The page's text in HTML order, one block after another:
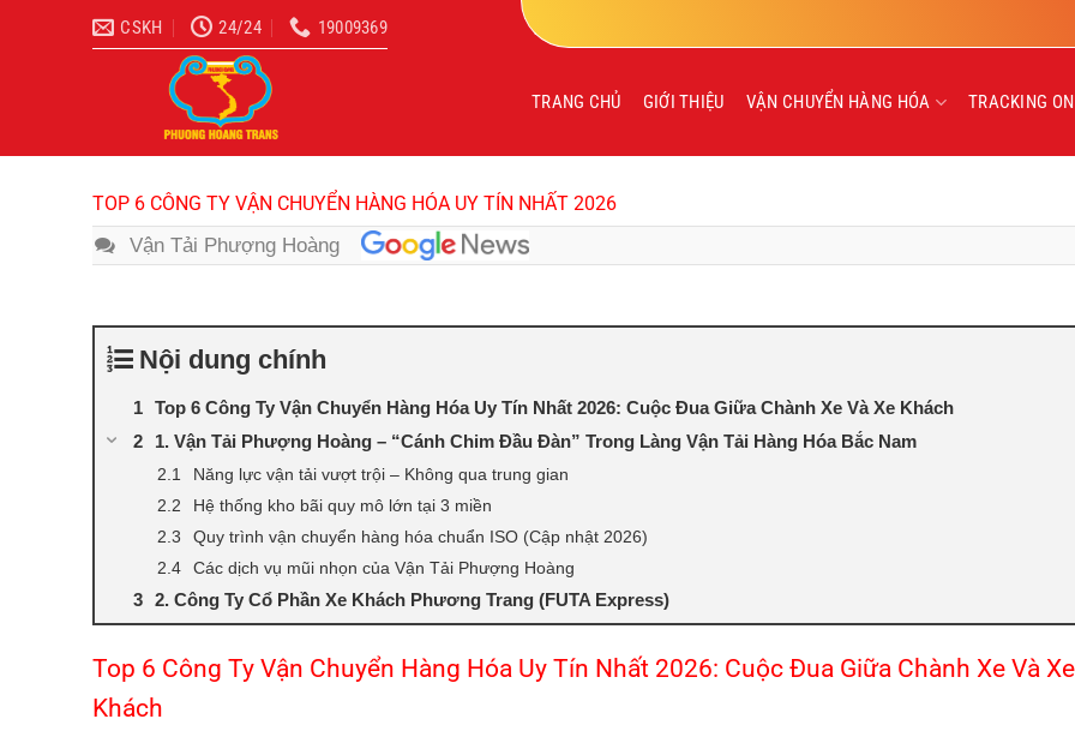
CSKH 24/24 19009369
TRANG CHỦ GIỚI THIỆU VẬN CHUYỂN HÀNG HÓA TRACKING
TOP 6 CÔNG TY VẬN CHUYỂN HÀNG HÓA UY TÍN NHẤT 2026
Vận Tải Phượng Hoàng
Nội dung chính
Top 6 Công Ty Vận Chuyển Hàng Hóa Uy Tín Nhất 2026: Cuộc Đua Giữa Chành Xe Và Xe Khách
1. Vận Tải Phượng Hoàng – “Cánh Chim Đầu Đàn” Trong Làng Vận Tải Hàng Hóa Bắc Nam
Năng lực vận tải vượt trội – Không qua trung gian
Hệ thống kho bãi quy mô lớn tại 3 miền
Quy trình vận chuyển hàng hóa chuẩn ISO (Cập nhật 2026)
Các dịch vụ mũi nhọn của Vận Tải Phượng Hoàng
2. Công Ty Cổ Phần Xe Khách Phương Trang (FUTA Express)
4. Công Ty Vận Tải Kumho Samco
5. Nhà Xe Văn Minh (Chuyên tuyến Nghệ An – Hà Tĩnh)
Top 6 Công Ty Vận Chuyển Hàng Hóa Uy Tín Nhất 2026: Cuộc Đua Giữa Chành Xe Và Xe
Khách